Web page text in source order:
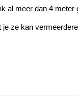
al meer dan 4 meter
ze kan